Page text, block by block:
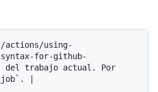
syntax-for-github-
del trabajo actual. Por